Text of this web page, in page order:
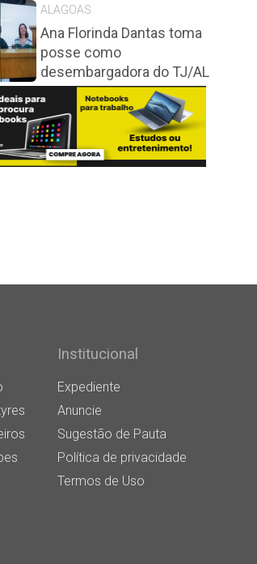
ALAGOAS
Ana Florinda Dantas toma
posse como
desembargadora do TJ/AL
Institucional
Expediente
Anuncie
Sugestão de Pauta
Política de privacidade
Termos de Uso